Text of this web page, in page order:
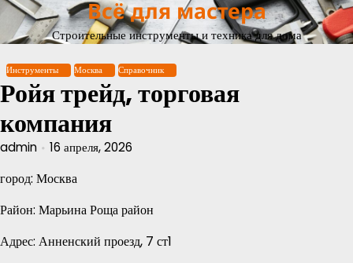
Перейти
содержимому
Всё для мастера
Строительные инструменты и техника для дома
Инструменты Москва Справочник
Ройя трейд, торговая
компания
admin 16 апреля, 2026
город: Москва
Район: Марьина Роща район
Адрес: Анненский проезд, 7 ст1